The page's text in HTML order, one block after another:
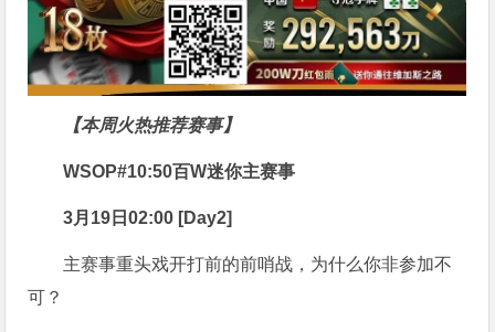
【本周火热推荐赛事】
WSOP#10:50百W迷你主赛事
3月19日02:00 [Day2]
主赛事重头戏开打前的前哨战，为什么你非参加不
可？